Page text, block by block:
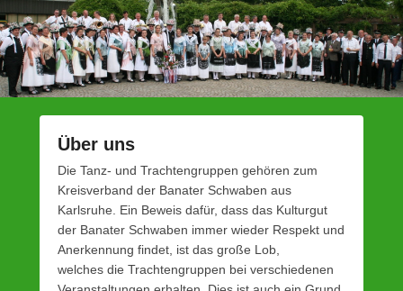
Über uns
P
o
s
t
e
d
Die Tanz- und Trachtengruppen gehören zum
Kreisverband der Banater Schwaben aus
Karlsruhe. Ein Beweis dafür, dass das Kulturgut
der Banater Schwaben immer wieder Respekt und
Anerkennung findet, ist das große Lob,
welches die Trachtengruppen bei verschiedenen